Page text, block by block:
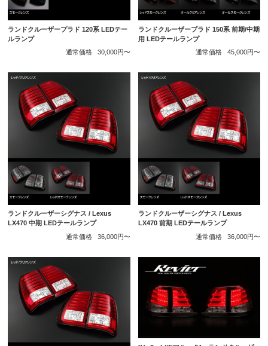
ランドクルーザープラド 120系 LEDテー
ルランプ
通常価格
30,000円〜
ランドクルーザープラド 150系 前期/中期
用 LEDテールランプ
通常価格
45,000円〜
ランドクルーザーシグナス / Lexus
LX470 中期 LEDテールランプ
通常価格
36,000円〜
ランドクルーザーシグナス / Lexus
LX470 前期 LEDテールランプ
通常価格
36,000円〜